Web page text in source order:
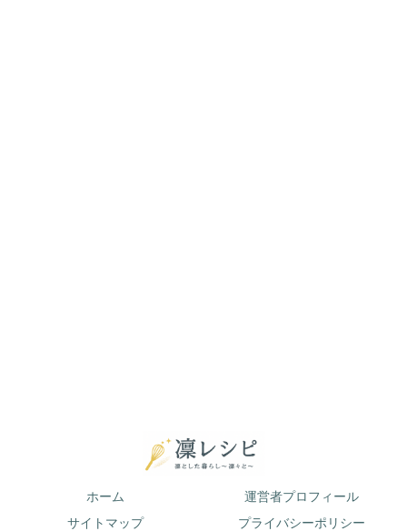
ホーム
運営者プロフィール
サイトマップ
プライバシーポリシー